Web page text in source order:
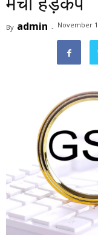
By admin - November